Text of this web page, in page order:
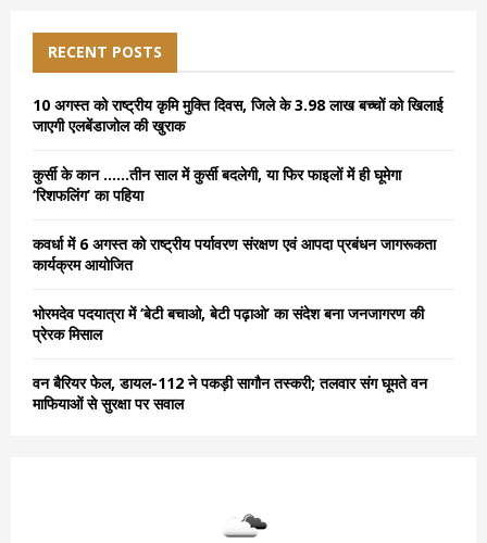
f
r
RECENT POSTS
10 अगस्त को राष्ट्रीय कृमि मुक्ति दिवस, जिले के 3.98 लाख बच्चों को खिलाई
जाएगी एलबेंडाजोल की खुराक
कुर्सी के कान ……तीन साल में कुर्सी बदलेगी, या फिर फाइलों में ही घूमेगा
‘रिशफलिंग’ का पहिया
कवर्धा में 6 अगस्त को राष्ट्रीय पर्यावरण संरक्षण एवं आपदा प्रबंधन जागरूकता
कार्यक्रम आयोजित
भोरमदेव पदयात्रा में ‘बेटी बचाओ, बेटी पढ़ाओ’ का संदेश बना जनजागरण की
प्रेरक मिसाल
वन बैरियर फेल, डायल-112 ने पकड़ी सागौन तस्करी; तलवार संग घूमते वन
माफियाओं से सुरक्षा पर सवाल